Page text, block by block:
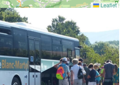
sentier Blanc Martel sans
de plus simple grâce à la navette.
Moustiers-Sainte-Marie
complément, la ligne régionale
Leaflet